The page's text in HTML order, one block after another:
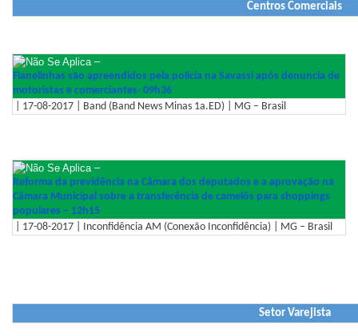
Centros Comerciais
–
Flanelinhas são apreendidos pela polícia na Savassi após denuncia de
motoristas e comerciantes- 09h36
| 17-08-2017 | Band (Band News Minas 1a.ED) | MG – Brasil
–
Reforma da previdência na Câmara dos deputados e a aprovação na
Câmara Municipal sobre a transferência de camelôs para shoppings
populares – 12h15
| 17-08-2017 | Inconfidência AM (Conexão Inconfidência) | MG – Brasil
Setor Varejista